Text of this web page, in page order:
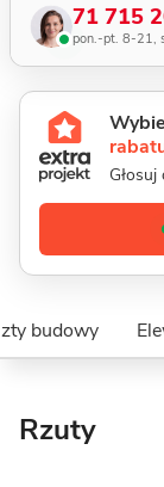
71 715
pon.-pt. 8-21,
budowy
Rzuty